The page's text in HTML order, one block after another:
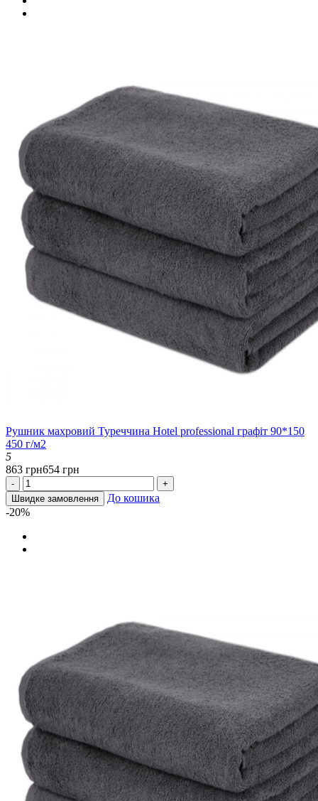
Рушник махровий Туреччина Hotel professional графіт 90*150
450 г/м2
5
863 грн654 грн
-
+
Швидке замовлення
До кошика
-20%